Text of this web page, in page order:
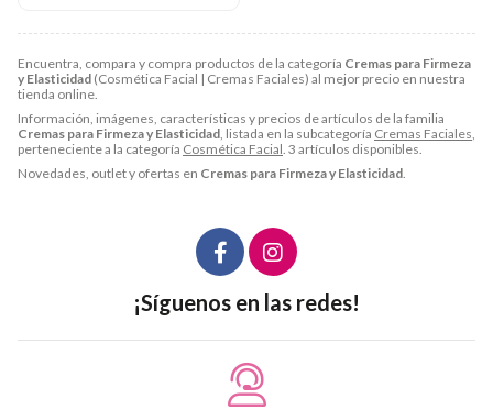
Encuentra, compara y compra productos de la categoría Cremas para Firmeza
y Elasticidad (Cosmética Facial | Cremas Faciales) al mejor precio en nuestra
tienda online.
Información, imágenes, características y precios de artículos de la familia
Cremas para Firmeza y Elasticidad , listada en la subcategoría Cremas Faciales
perteneciente a la categoría Cosmética Facial . 3 artículos disponibles.
Novedades, outlet y ofertas en Cremas para Firmeza y Elasticidad
¡Síguenos en las redes!